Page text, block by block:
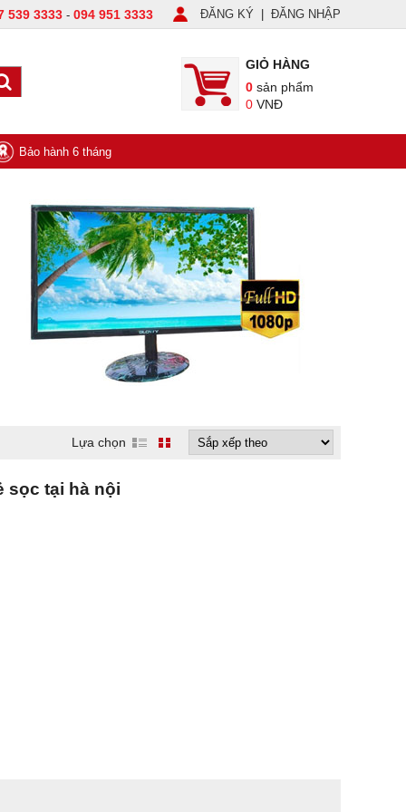
539 3333 - 094 951 3333 ĐĂNG KÝ ĐĂNG NHẬP
GIỎ HÀNG
0 sản phẩm
0 VNĐ
Bảo hành 6 tháng
Lựa chọn
sọc tại hà nội